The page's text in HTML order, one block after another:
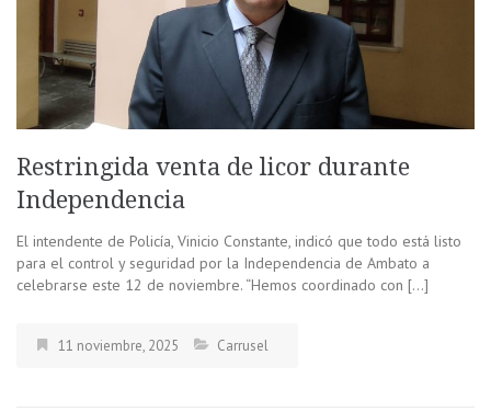
Restringida venta de licor durante
Independencia
El intendente de Policía, Vinicio Constante, indicó que todo está listo
para el control y seguridad por la Independencia de Ambato a
celebrarse este 12 de noviembre. “Hemos coordinado con […]
11 noviembre, 2025 Carrusel